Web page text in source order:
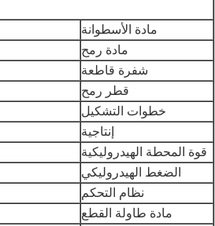
مادة الأسطوانة
مادة رمح
شفرة قاطعة
قطر رمح
خطوات التشكيل
إنتاجية
قوة المحطة الهيدروليكية
الضغط الهيدروليكي
نظام التحكم
مادة طاولة القطع